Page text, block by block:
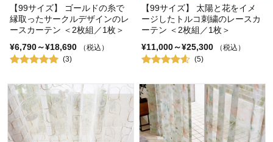
【99サイズ】 ゴールドの糸で
縁取ったサークルデザインのレ
ースカーテン ＜2枚組／1枚＞
¥6,790～¥18,690
（税込）
(3)
【99サイズ】 太陽と花をイメ
ージしたトルコ刺繍のレースカ
ーテン ＜2枚組／1枚＞
¥11,000～¥25,300
（税込）
(5)